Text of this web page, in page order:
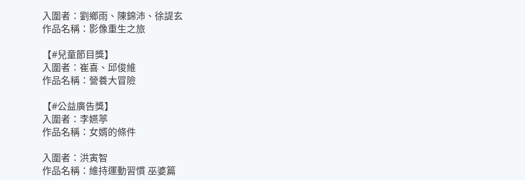
入圍者：劉鄉雨、陳錦沛、徐諟玄
作品名稱：影像重生之旅
【#兒童節目獎】
入圍者：崔喜、邱俊維
作品名稱：營養大冒險
【#公益廣告獎】
入圍者：李嬿葶
作品名稱：女婿的條件
入圍者：洪寅智
作品名稱：維持運動習慣 巫婆篇